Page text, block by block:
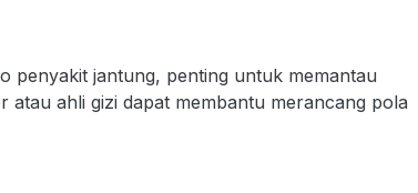
penyakit jantung, penting untuk memantau
atau ahli gizi dapat membantu merancang pola